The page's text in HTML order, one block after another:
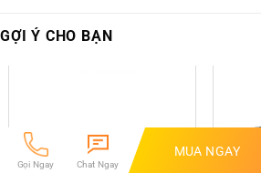
GỢI Ý CHO BẠN
Gọi Ngay Chat Ngay
MUA NGAY